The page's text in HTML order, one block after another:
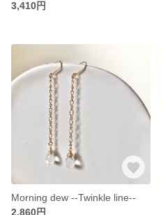
3,410円
Morning dew --Twinkle line--
2,860円